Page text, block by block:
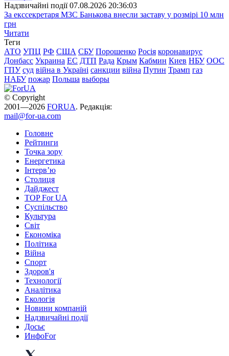
Надзвичайні події 07.08.2026 20:36:03
За екссекретаря МЗС Банькова внесли заставу у розмірі 10 млн
грн
Читати
Теги
АТО УПЦ РФ США СБУ Порошенко Росія коронавирус
Донбасс Украина ЕС ДТП Рада Крым Кабмин Киев НБУ ООС
ГПУ суд війна в Україні санкции війна Путин Трамп газ
НАБУ пожар Польша выборы
© Copyright
2001—2026 FORUA. Редакція:
mail@for-ua.com
Головне
Рейтинги
Точка зору
Енергетика
Інтерв’ю
Столиця
Дайджест
TOP For UA
Суспiльство
Культура
Світ
Економіка
Політика
Війна
Спорт
Здоров'я
Технології
Аналітика
Екологія
Новини компаній
Надзвичайні події
Досьє
ИнфоFor